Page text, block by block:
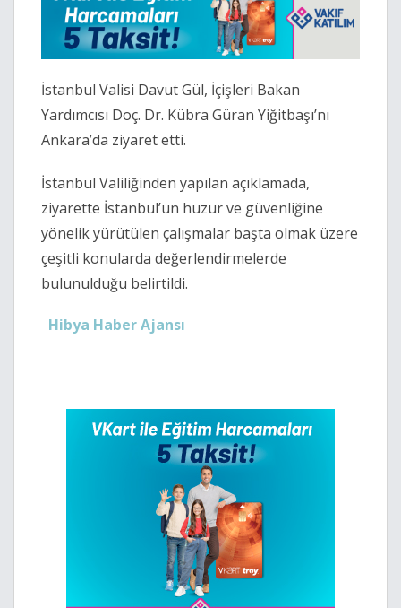
İstanbul Valisi Davut Gül, İçişleri Bakan
Yardımcısı Doç. Dr. Kübra Güran Yiğitbaşı’nı
Ankara’da ziyaret etti.
İstanbul Valiliğinden yapılan açıklamada,
ziyarette İstanbul’un huzur ve güvenliğine
yönelik yürütülen çalışmalar başta olmak üzere
çeşitli konularda değerlendirmelerde
bulunulduğu belirtildi.
Hibya Haber Ajansı